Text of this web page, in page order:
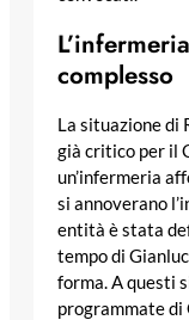
complesso
La situazione di
già critico per il
un’infermeria
si annoverano
entità è stata
tempo di
forma. A questi
programmate di